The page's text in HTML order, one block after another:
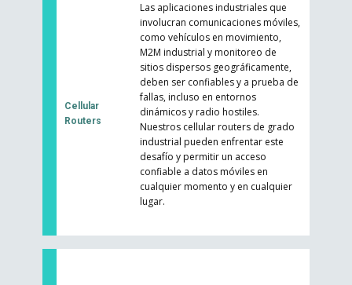
Las aplicaciones industriales que
involucran comunicaciones móviles,
como vehículos en movimiento,
M2M industrial y monitoreo de
sitios dispersos geográficamente,
deben ser confiables y a prueba de
fallas, incluso en entornos
dinámicos y radio hostiles.
Nuestros cellular routers de grado
industrial pueden enfrentar este
desafío y permitir un acceso
confiable a datos móviles en
cualquier momento y en cualquier
lugar.
Cellular
Routers